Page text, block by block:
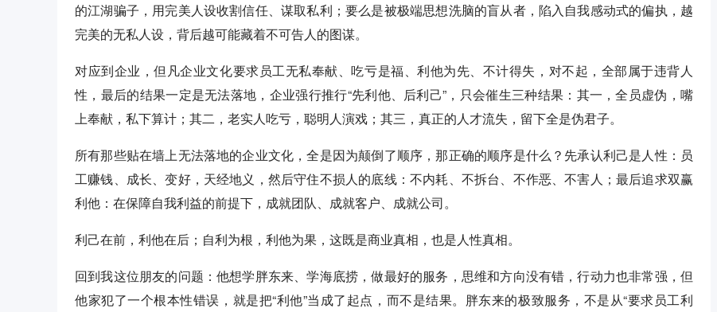
的江湖骗子，用完美人设收割信任、谋取私利；要么是被极端思想洗脑的盲从者，陷入自我感动式的偏执，越
完美的无私人设，背后越可能藏着不可告人的图谋。
对应到企业，但凡企业文化要求员工无私奉献、吃亏是福、利他为先、不计得失，对不起，全部属于违背人
性，最后的结果一定是无法落地，企业强行推行“先利他、后利己”，只会催生三种结果：其一，全员虚伪，嘴
上奉献，私下算计；其二，老实人吃亏，聪明人演戏；其三，真正的人才流失，留下全是伪君子。
所有那些贴在墙上无法落地的企业文化，全是因为颠倒了顺序，那正确的顺序是什么？先承认利己是人性：员
工赚钱、成长、变好，天经地义，然后守住不损人的底线：不内耗、不拆台、不作恶、不害人；最后追求双赢
利他：在保障自我利益的前提下，成就团队、成就客户、成就公司。
利己在前，利他在后；自利为根，利他为果，这既是商业真相，也是人性真相。
回到我这位朋友的问题：他想学胖东来、学海底捞，做最好的服务，思维和方向没有错，行动力也非常强，但
他家犯了一个根本性错误，就是把“利他”当成了起点，而不是结果。胖东来的极致服务，不是从“要求员工利